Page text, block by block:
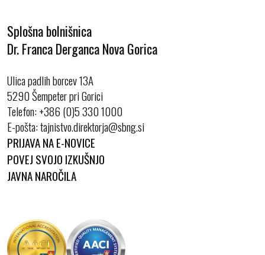
Splošna bolnišnica
Dr. Franca Derganca Nova Gorica
Ulica padlih borcev 13A
5290 Šempeter pri Gorici
Telefon:+386 (0)5 330 1000
E-pošta:
PRIJAVA NA E-NOVICE
POVEJ SVOJO IZKUŠNJO
JAVNA NAROČILA